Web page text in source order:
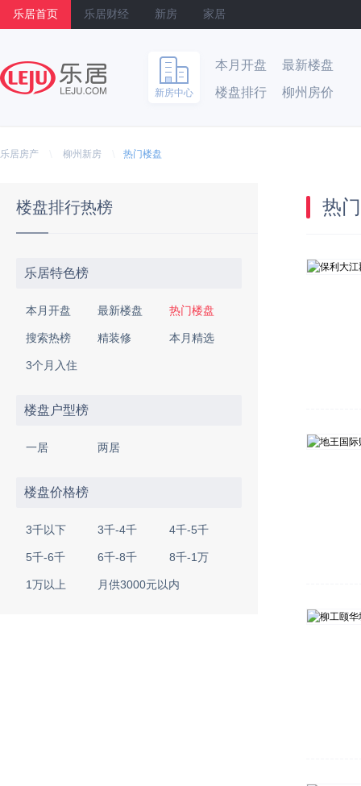
乐居首页 乐居财经 新房 家居
新房中心
本月开盘
最新楼盘
楼盘排行
柳州房价
乐居房产 柳州新房 热门楼盘
楼盘排行热榜
乐居特色榜
本月开盘 最新楼盘 热门楼盘
搜索热榜 精装修 本月精选
3个月入住
楼盘户型榜
一居 两居
楼盘价格榜
3千以下 3千-4千 4千-5千
5千-6千 6千-8千 8千-1万
1万以上 月供3000元以内
热